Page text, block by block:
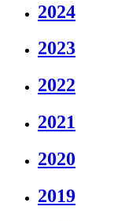
2024
2023
2022
2021
2020
2019